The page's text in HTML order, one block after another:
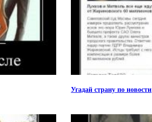
Угадай страну по новости